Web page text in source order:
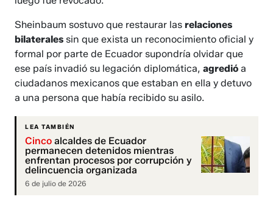
Sheinbaum sostuvo que restaurar lasrelaciones
bilaterales sin que exista un reconocimiento oficial y
formal por parte de Ecuador supondría olvidar que
ese país invadió su legación diplomática,agredió a
ciudadanos mexicanos que estaban en ella y detuvo
a una persona que había recibido su asilo.
LEA TAMBIÉN
Cinco alcaldes de Ecuador
permanecen detenidos mientras
enfrentan procesos por corrupción y
delincuencia organizada
6 de julio de 2026